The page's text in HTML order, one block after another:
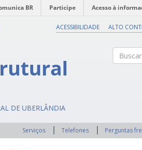
BR Participe Acesso à
ACESSIBILIDADE ALTO
DE UBERLÂNDIA
Serviços Telefones Perguntas